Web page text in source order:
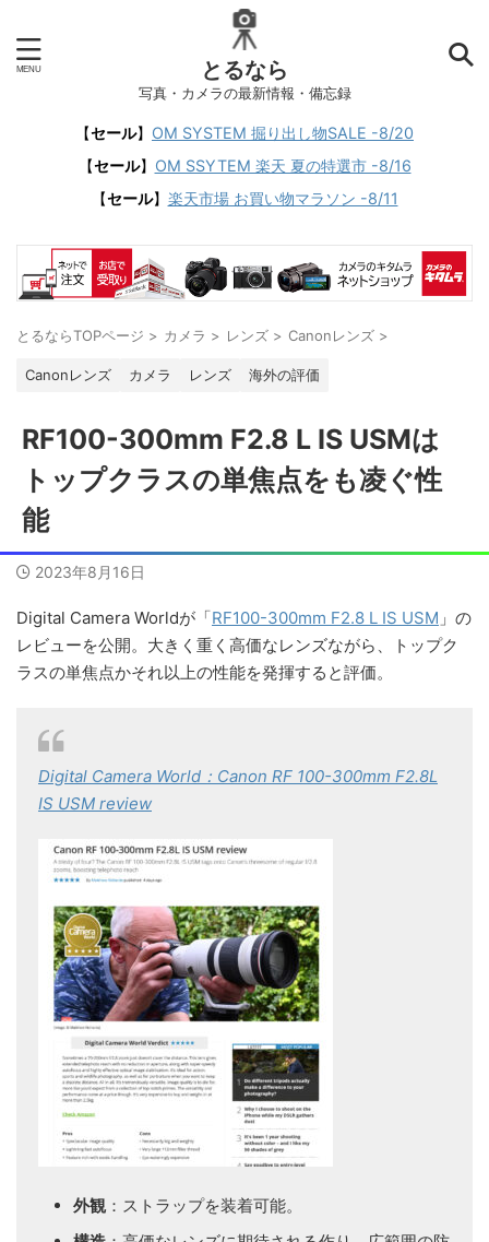
とるなら
写真・カメラの最新情報・備忘録
【セール】 OM SYSTEM 掘り出し物SALE -8/20
【セール】 OM SSYTEM 楽天 夏の特選市 -8/16
【セール】 楽天市場 お買い物マラソン -8/11
とるならTOPページ > カメラ > レンズ > Canonレンズ >
Canonレンズ カメラ レンズ 海外の評価
RF100-300mm F2.8 L IS USMは
トップクラスの単焦点をも凌ぐ性
能
2023年8月16日
Digital Camera Worldが「RF100-300mm F2.8 L IS USM 」の
レビューを公開。大きく重く高価なレンズながら、トップク
ラスの単焦点かそれ以上の性能を発揮すると評価。
Digital Camera World：Canon RF 100-300mm F2.8L
IS USM review
外観 ：ストラップを装着可能。